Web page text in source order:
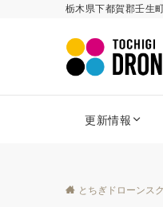
栃木県下都賀郡壬生
更新情報
とちぎドローンス